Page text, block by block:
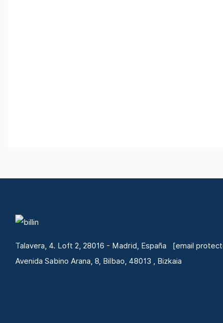
Talavera, 4. Loft 2, 28016 - Madrid, España
[email
Avenida Sabino Arana, 8, Bilbao, 48013 , Bizkaia